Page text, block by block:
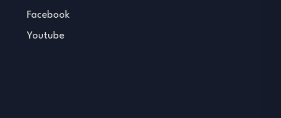
Facebook
Youtube